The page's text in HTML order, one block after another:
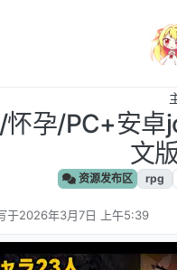
怀孕/PC+安
文
资源发布区 rpg
于2026年3月7日 上午5:39
后由 编辑